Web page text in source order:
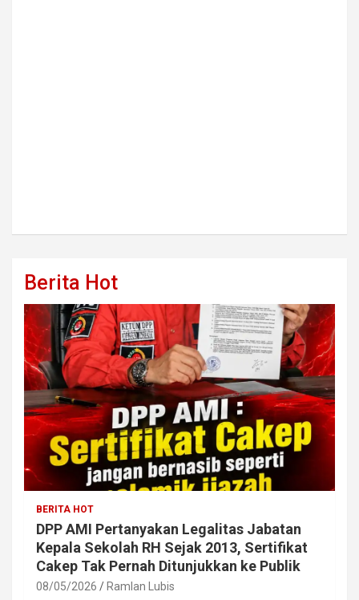
Berita Hot
BERITA HOT
DPP AMI Pertanyakan Legalitas Jabatan
Kepala Sekolah RH Sejak 2013, Sertifikat
Cakep Tak Pernah Ditunjukkan ke Publik
08/05/2026 Ramlan Lubis